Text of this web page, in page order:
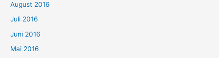
August 2016
Juli 2016
Juni 2016
Mai 2016